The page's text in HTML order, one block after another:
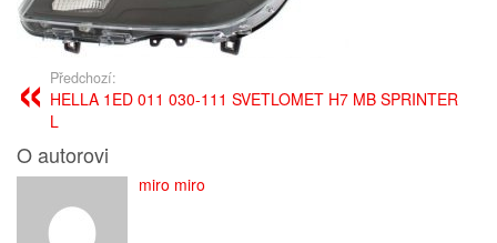
Předchozí:
HELLA 1ED 011 030-111 SVETLOMET H7 MB SPRINTER
L
O autorovi
miro miro